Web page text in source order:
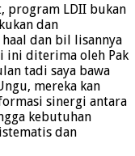
program LDII bukan
dan
dan bil lisannya
ini diterima oleh Pak
tadi saya bawa
mereka kan
sinergi antara
kebutuhan
dan